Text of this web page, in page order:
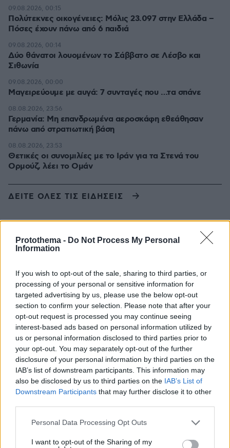
Protothema - Do Not Process My Personal
Information
If you wish to opt-out of the sale, sharing to third parties, or
processing of your personal or sensitive information for
targeted advertising by us, please use the below opt-out
section to confirm your selection. Please note that after your
opt-out request is processed you may continue seeing
interest-based ads based on personal information utilized by
us or personal information disclosed to third parties prior to
your opt-out. You may separately opt-out of the further
disclosure of your personal information by third parties on the
IAB’s list of downstream participants. This information may
also be disclosed by us to third parties on the IAB’s List of
Downstream Participants that may further disclose it to other
Please note that this website/app uses one or more Google
not limited to your visit or usage behaviour. You may click to
Personal Data Processing Opt Outs
I want to opt-out of the Sharing of my
Πολύτεκνες οικογένειες: Μόλις 23.097 στην Ελλάδα –
Πόσες έχουν πάνω από 6 παιδιά
09.08.2026, 00:15
Δύο θάνατοι λουομένων το Σάββατο σε Λέσβο και
Σιθωνία
09.08.2026, 00:14
Μαγειρεύουμε με αυγά: 7 συνταγές που …τα σπάνε
09.08.2026, 00:00
Γερμανία: Μη επανδρωμένα αεροσκάφη εθεάθησαν
πάνω από στρατιωτική βάση
08.08.2026, 23:56
Θετικές οι συνομιλίες με το Ιράν για τα Στενά του
Ορμούζ, λέει το Ομάν
08.08.2026, 23:53
ΔΕΙΤΕ ΟΛΕΣ ΤΙΣ ΕΙΔΗΣΕΙΣ
ΤΑ ΠΙΟ ΔΗΜΟΦΙΛΗ